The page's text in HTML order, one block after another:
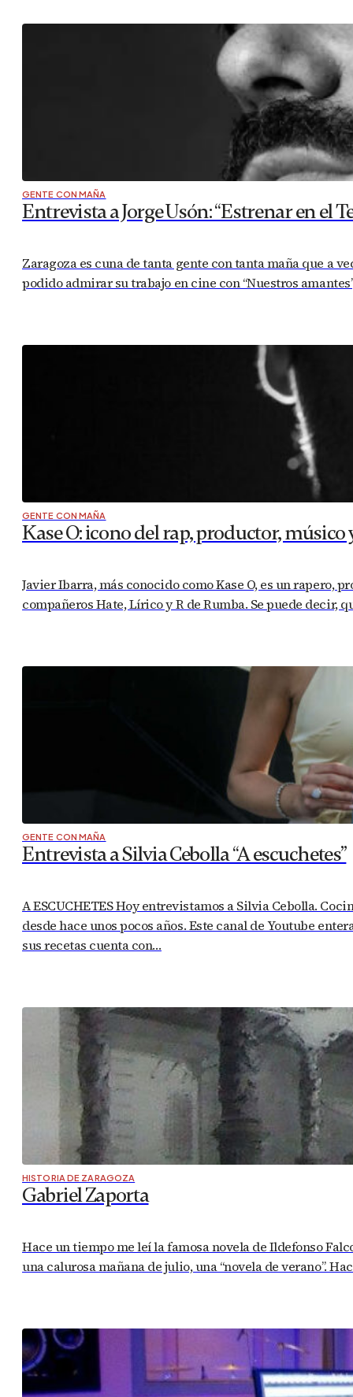
GENTE CON MAÑA
Entrevista a Jorge Usón: “Estrenar en el
Zaragoza es cuna de tanta gente con tanta maña que a
podido admirar su trabajo en cine con “Nuestros
GENTE CON MAÑA
Kase O: icono del rap, productor, músico
Javier Ibarra, más conocido como Kase O, es un rapero,
compañeros Hate, Lírico y R de Rumba. Se puede decir,
GENTE CON MAÑA
Entrevista a Silvia Cebolla “A escuchetes”
A ESCUCHETES Hoy entrevistamos a Silvia Cebolla.
desde hace unos pocos años. Este canal de Youtube
sus recetas cuenta con…
HISTORIA DE ZARAGOZA
Gabriel Zaporta
Hace un tiempo me leí la famosa novela de Ildefonso
una calurosa mañana de julio, una “novela de verano”.